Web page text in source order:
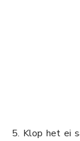
5. Klop het ei